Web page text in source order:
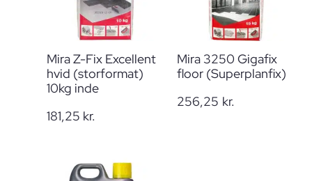
Mira Z-Fix Excellent
hvid (storformat)
10kg inde
181,25 kr.
Mira 3250 Gigafix
floor (Superplanfix)
256,25 kr.